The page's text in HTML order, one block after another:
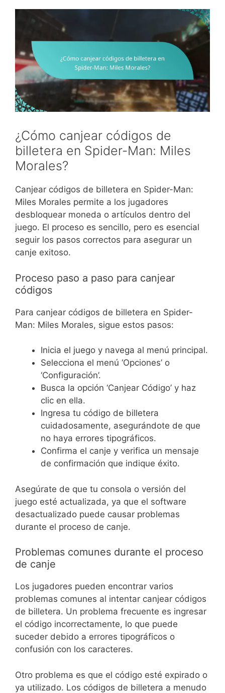
¿Cómo canjear códigos de
billetera en Spider-Man: Miles
Morales?
Canjear códigos de billetera en Spider-Man:
Miles Morales permite a los jugadores
desbloquear moneda o artículos dentro del
juego. El proceso es sencillo, pero es esencial
seguir los pasos correctos para asegurar un
canje exitoso.
Proceso paso a paso para canjear
códigos
Para canjear códigos de billetera en Spider-
Man: Miles Morales, sigue estos pasos:
Inicia el juego y navega al menú principal.
Selecciona el menú ‘Opciones’ o
‘Configuración’.
Busca la opción ‘Canjear Código’ y haz
clic en ella.
Ingresa tu código de billetera
cuidadosamente, asegurándote de que
no haya errores tipográficos.
Confirma el canje y verifica un mensaje
de confirmación que indique éxito.
Asegúrate de que tu consola o versión del
juego esté actualizada, ya que el software
desactualizado puede causar problemas
durante el proceso de canje.
Problemas comunes durante el proceso
de canje
Los jugadores pueden encontrar varios
problemas comunes al intentar canjear códigos
de billetera. Un problema frecuente es ingresar
el código incorrectamente, lo que puede
suceder debido a errores tipográficos o
confusión con los caracteres.
Otro problema es que el código esté expirado o
ya utilizado. Los códigos de billetera a menudo